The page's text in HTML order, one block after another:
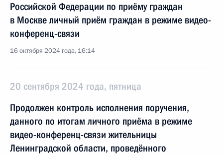
Российской Федерации по приёму граждан
в Москве личный приём граждан в режиме видео-
конференц-связи
16 октября 2024 года, 16:14
20 сентября 2024 года, пятница
Продолжен контроль исполнения поручения,
данного по итогам личного приёма в режиме
видео-конференц-связи жительницы
Ленинградской области, проведённого